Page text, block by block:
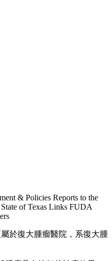
& Policies Reports to the
State of Texas Links FUDA
於復大腫瘤醫院，系復大腫